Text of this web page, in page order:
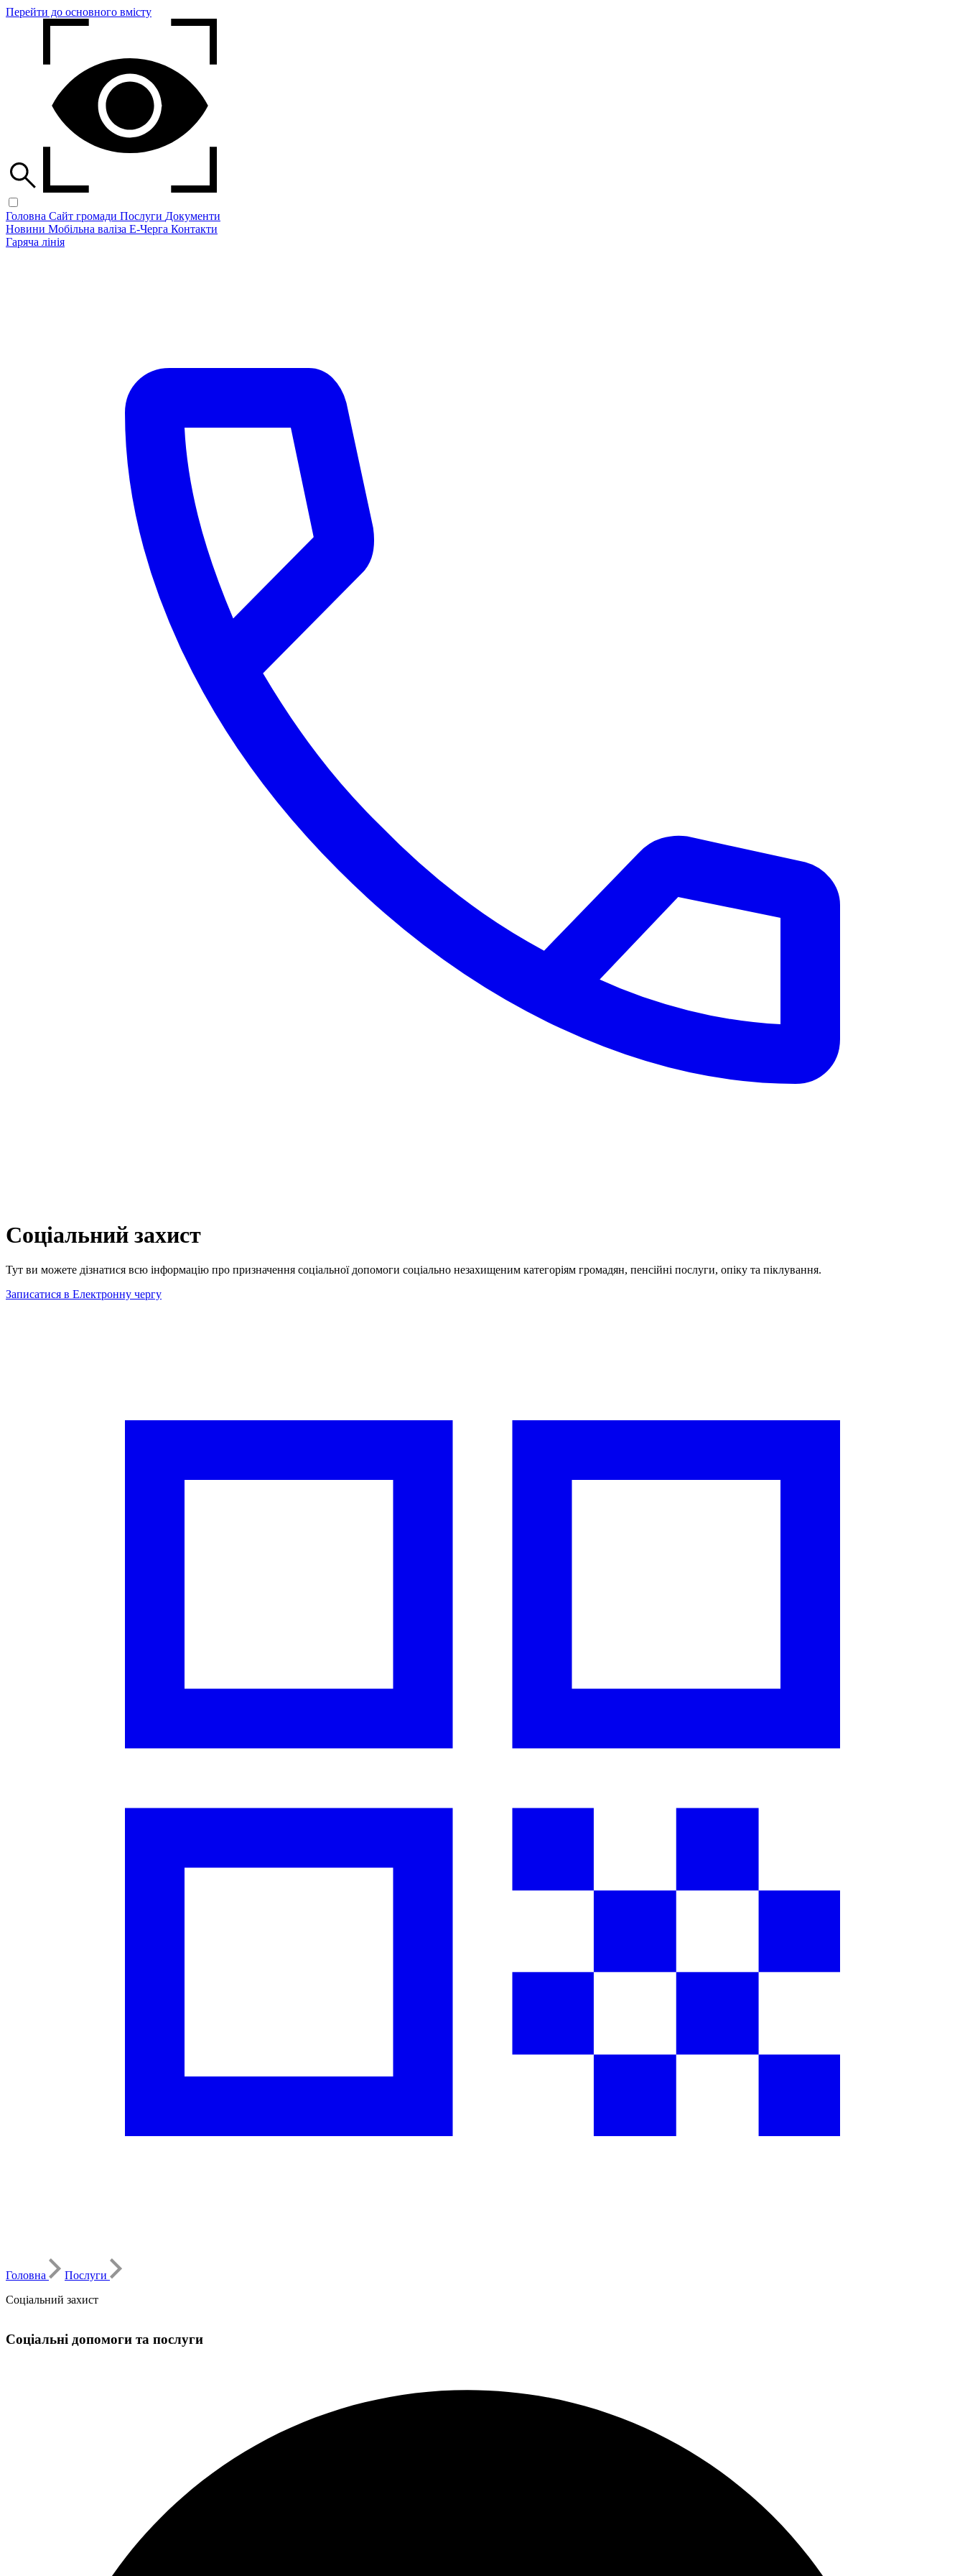
Перейти до основного вмісту
Головна Сайт громади Послуги Документи
Новини Мобільна валіза Е-Черга Контакти
Гаряча лінія
Соціальний захист
Тут ви можете дізнатися всю інформацію про призначення соціальної допомоги соціально незахищеним категоріям громадян, пенсійні послуги, опіку та піклування.
Записатися в Електронну чергу
Головна
Послуги
Соціальний захист
Соціальні допомоги та послуги